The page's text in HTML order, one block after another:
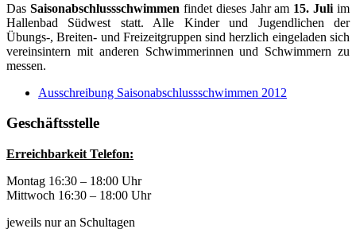
Das Saisonabschlussschwimmen findet dieses Jahr am 15. Juli im
Hallenbad Südwest statt. Alle Kinder und Jugendlichen der
Übungs-, Breiten- und Freizeitgruppen sind herzlich eingeladen sich
vereinsintern mit anderen Schwimmerinnen und Schwimmern zu
messen.
Ausschreibung Saisonabschlussschwimmen 2012
Geschäftsstelle
Erreichbarkeit Telefon:
Montag 16:30 – 18:00 Uhr
Mittwoch 16:30 – 18:00 Uhr
jeweils nur an Schultagen